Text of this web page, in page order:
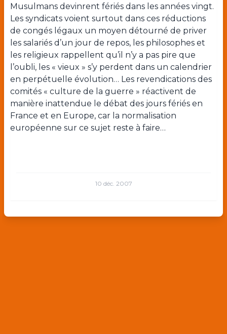
Musulmans devinrent fériés dans les années vingt.
Les syndicats voient surtout dans ces réductions
de congés légaux un moyen détourné de priver
les salariés d’un jour de repos, les philosophes et
les religieux rappellent qu’il n’y a pas pire que
l’oubli, les « vieux » s’y perdent dans un calendrier
en perpétuelle évolution… Les revendications des
comités « culture de la guerre » réactivent de
manière inattendue le débat des jours fériés en
France et en Europe, car la normalisation
européenne sur ce sujet reste à faire…
10 déc. 2007